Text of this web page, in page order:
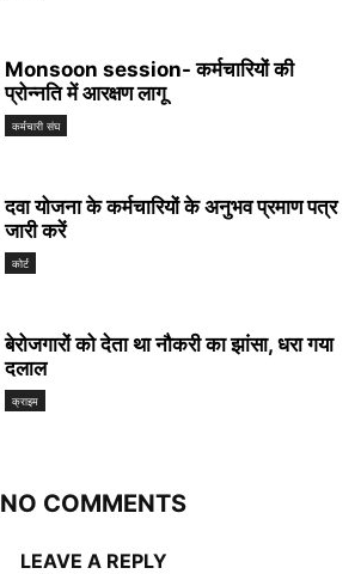
Monsoon session- कर्मचारियों की
प्रोन्‍नति में आरक्षण लागू
कर्मचारी संघ
दवा योजना के कर्मचारियों के अनुभव प्रमाण पत्र
जारी करें
कोर्ट
बेरोजगारों को देता था नौकरी का झांसा, धरा गया
दलाल
क्राइम
NO COMMENTS
LEAVE A REPLY